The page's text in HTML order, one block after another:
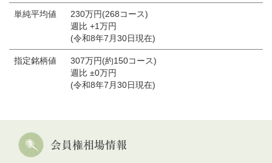
単純平均値
230万円(268コース)
週比 +1万円
(令和8年7月30日現在)
指定銘柄値
307万円(約150コース)
週比 ±0万円
(令和8年7月30日現在)